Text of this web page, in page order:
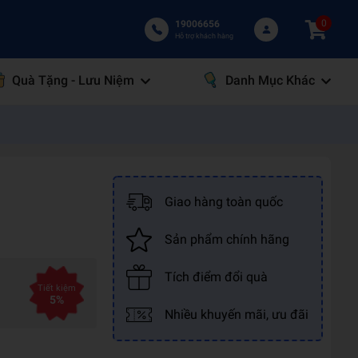
19006656
Hỗ trợ khách hàng
0
Quà Tặng - Lưu Niệm Danh Mục Khác
Tiết kiệm
5%
Giao hàng toàn quốc
Sản phẩm chính hãng
Tích điểm đổi quà
Nhiều khuyến mãi, ưu đãi